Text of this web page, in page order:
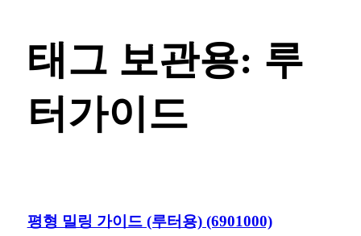
태그 보관용: 루
터가이드
평형 밀링 가이드 (루터용) (6901000)